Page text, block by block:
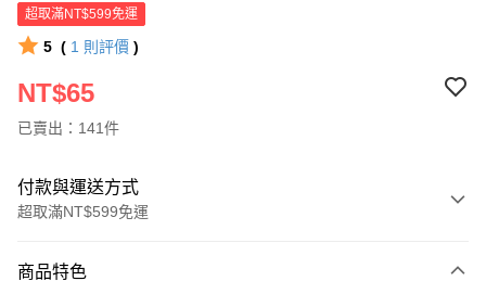
超取滿NT$599免運
5 ( 1 則評價 )
NT$65
已賣出：141件
付款與運送方式
超取滿NT$599免運
信用卡一次付款
商品特色